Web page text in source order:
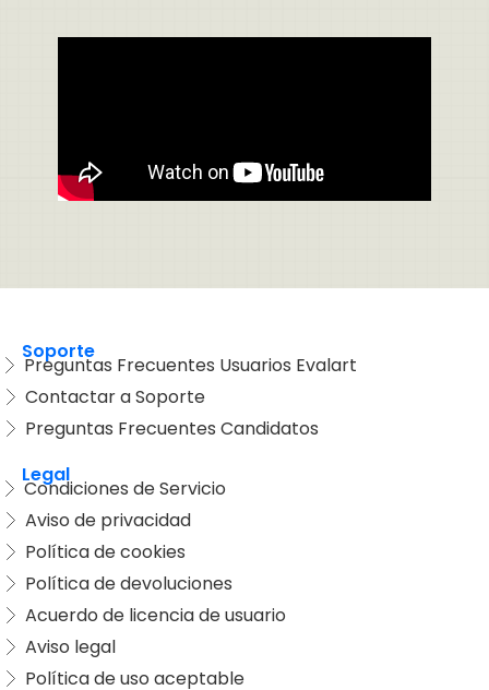
Soporte
Preguntas Frecuentes Usuarios Evalart
Contactar a Soporte
Preguntas Frecuentes Candidatos
Legal
Condiciones de Servicio
Aviso de privacidad
Política de cookies
Política de devoluciones
Acuerdo de licencia de usuario
Aviso legal
Política de uso aceptable